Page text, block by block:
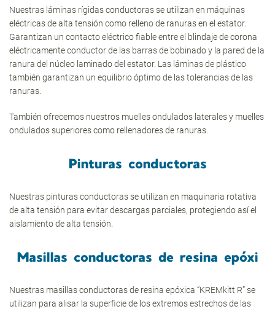
Nuestras láminas rígidas conductoras se utilizan en máquinas
eléctricas de alta tensión como relleno de ranuras en el estator.
Garantizan un contacto eléctrico fiable entre el blindaje de corona
eléctricamente conductor de las barras de bobinado y la pared de la
ranura del núcleo laminado del estator. Las láminas de plástico
también garantizan un equilibrio óptimo de las tolerancias de las
ranuras.
También ofrecemos nuestros muelles ondulados laterales y muelles
ondulados superiores como rellenadores de ranuras.
Pinturas conductoras
Nuestras pinturas conductoras se utilizan en maquinaria rotativa
de alta tensión para evitar descargas parciales, protegiendo así el
aislamiento de alta tensión.
Masillas conductoras de resina epóxi
Nuestras masillas conductoras de resina epóxica “KREMkitt R” se
utilizan para alisar la superficie de los extremos estrechos de las